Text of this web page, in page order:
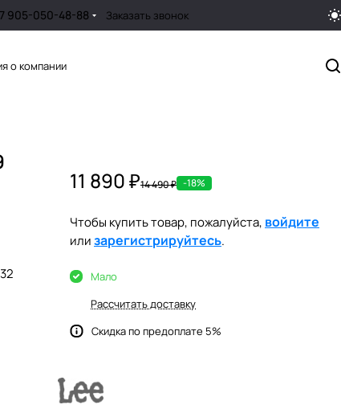
905-050-48-88 Заказать звонок
о компании
11 890 ₽14 490 ₽ -18%
Чтобы купить товар, пожалуйста, войдите
илизарегистрируйтесь.
Мало
Рассчитать доставку
Скидка по предоплате 5%